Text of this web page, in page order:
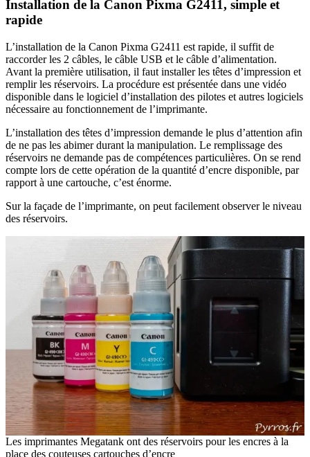
Installation de la Canon Pixma G2411, simple et
rapide
L’installation de la Canon Pixma G2411 est rapide, il suffit de
raccorder les 2 câbles, le câble USB et le câble d’alimentation.
Avant la première utilisation, il faut installer les têtes d’impression et
remplir les réservoirs. La procédure est présentée dans une vidéo
disponible dans le logiciel d’installation des pilotes et autres logiciels
nécessaire au fonctionnement de l’imprimante.
L’installation des têtes d’impression demande le plus d’attention afin
de ne pas les abimer durant la manipulation. Le remplissage des
réservoirs ne demande pas de compétences particulières. On se rend
compte lors de cette opération de la quantité d’encre disponible, par
rapport à une cartouche, c’est énorme.
Sur la façade de l’imprimante, on peut facilement observer le niveau
des réservoirs.
Les imprimantes Megatank ont des réservoirs pour les encres à la
place des couteuses cartouches d’encre